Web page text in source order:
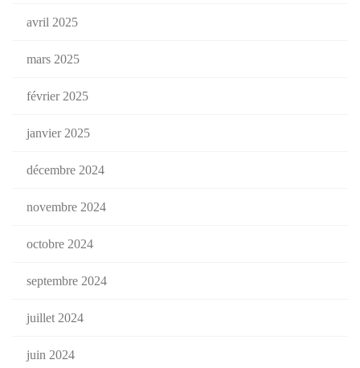
avril 2025
mars 2025
février 2025
janvier 2025
décembre 2024
novembre 2024
octobre 2024
septembre 2024
juillet 2024
juin 2024